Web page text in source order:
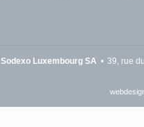
Sodexo Luxembourg SA 39, rue